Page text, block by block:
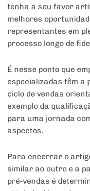
tenha a seu favor
melhores
representantes em
processo longo de
É nesse ponto que
especializadas têm a
ciclo de vendas
exemplo da
para uma jornada
aspectos.
Para encerrar o
similar ao outro e a
pré-vendas é